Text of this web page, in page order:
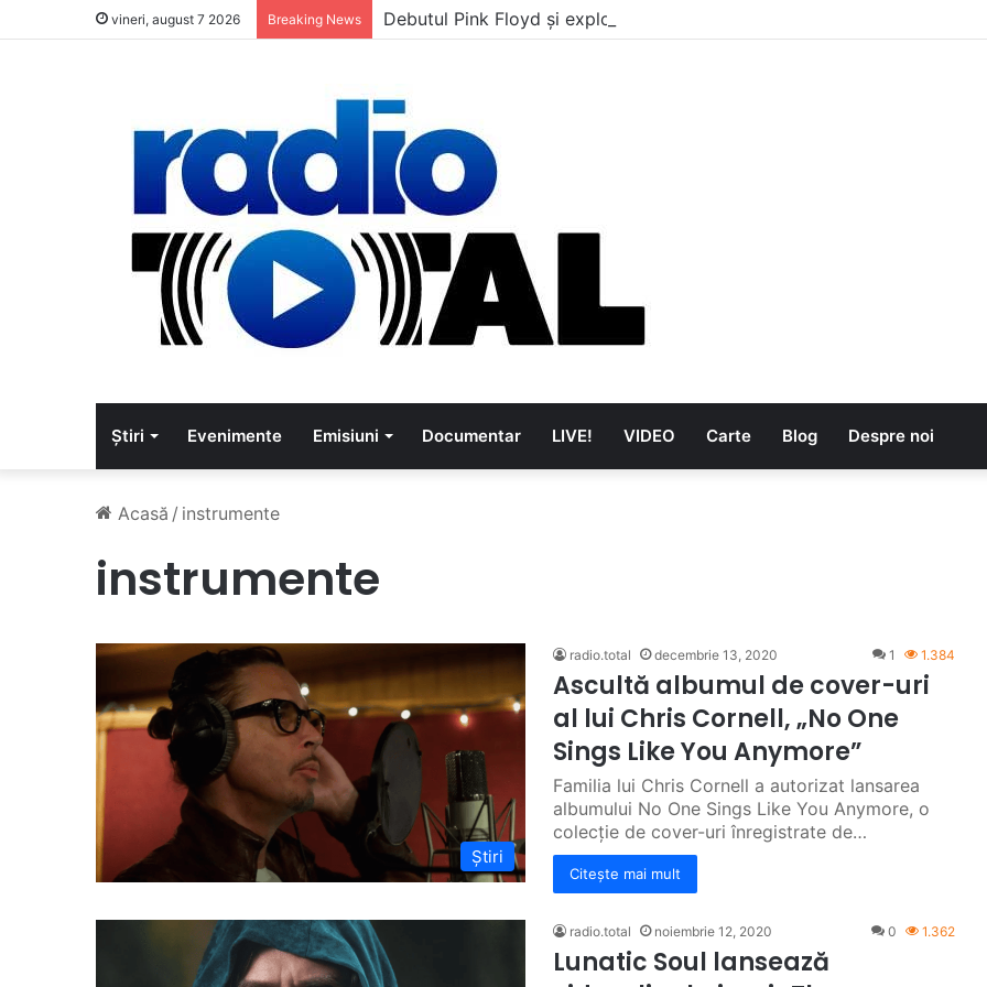
vineri, august 7 2026 Breaking News Debutul Pink Floyd și explozia The Kinks
Știri Evenimente Emisiuni Documentar LIVE! VIDEO Carte Blog Despre noi
Acasă / instrumente
instrumente
Știri
radio.total decembrie 13, 2020 1 1.384
Ascultă albumul de cover-uri
al lui Chris Cornell, „No One
Sings Like You Anymore”
Familia lui Chris Cornell a autorizat lansarea
albumului No One Sings Like You Anymore, o
colecție de cover-uri înregistrate de…
Citește mai mult
radio.total noiembrie 12, 2020 0 1.362
Lunatic Soul lansează